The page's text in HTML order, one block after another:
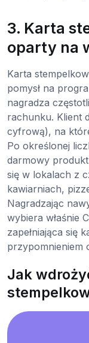
3. Karta
oparty na
Karta
pomysł na
nagradza
rachunku. Klient
cyfrową), na
Po określonej
darmowy
się w lokalach z
kawiarniach,
Nagradzając
wybiera właśnie
zapełniająca się
przypomnieniem
Jak